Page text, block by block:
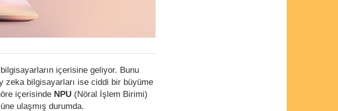
içerisine geliyor. Bunu
zeka bilgisayarları ise ciddi bir büyüme
içerisinde NPU (Nöral İşlem Birimi)
ulaşmış durumda.